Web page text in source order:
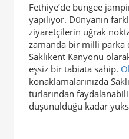
Fethiye’de bungee
yapılıyor. Dünyanın
ziyaretçilerin uğrak
zamanda bir milli parka
Saklıkent Kanyonu
eşsiz bir tabiata sahip.
konaklamalarınızda
turlarından
düşünüldüğü kadar